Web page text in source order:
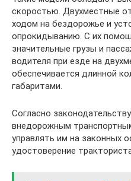
скоростью. Двухместные
ходом на бездорожье и
опрокидыванию. С их
значительные грузы и
водителя при езде на
обеспечивается длинной
габаритами.
Согласно
внедорожным
управлять им на законных
удостоверение